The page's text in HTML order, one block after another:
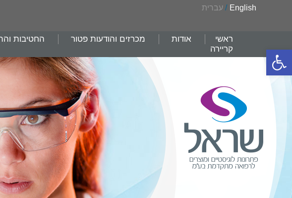
פתח סרגל נגישות
English
/ עברית
ראשי אודות מכרזים והודעות פטור החטיבות
קריירה